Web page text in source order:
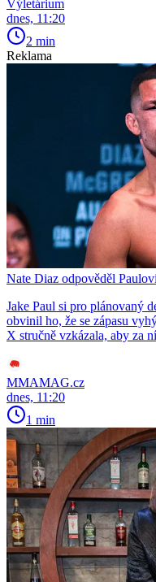
Výletárium
dnes, 11:20
2 min
Reklama
Nate Diaz odpověděl
Jake Paul si pro plánovaný
obvinil ho, že se zápasu
X stručně vzkázala, aby za
MMAMAG.cz
dnes, 11:20
1 min